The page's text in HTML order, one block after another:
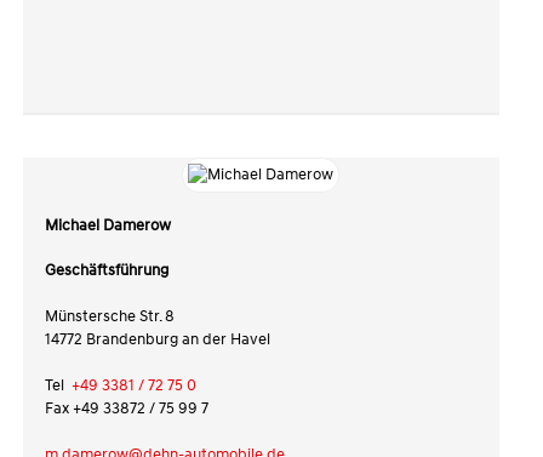
Michael Damerow
Geschäftsführung
Münstersche Str. 8
14772 Brandenburg an der Havel
Tel +49 3381 / 72 75 0
Fax +49 33872 / 75 99 7